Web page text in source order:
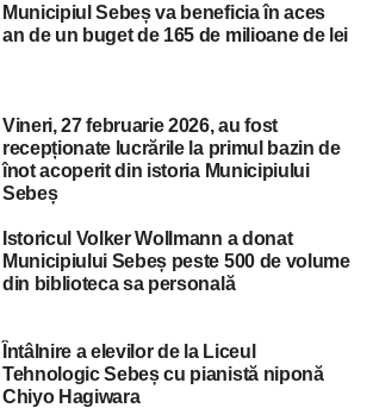
Municipiul Sebeș va beneficia în aces
an de un buget de 165 de milioane de lei
Vineri, 27 februarie 2026, au fost
recepționate lucrările la primul bazin de
înot acoperit din istoria Municipiului
Sebeș
Istoricul Volker Wollmann a donat
Municipiului Sebeș peste 500 de volume
din biblioteca sa personală
Întâlnire a elevilor de la Liceul
Tehnologic Sebeș cu pianistă niponă
Chiyo Hagiwara